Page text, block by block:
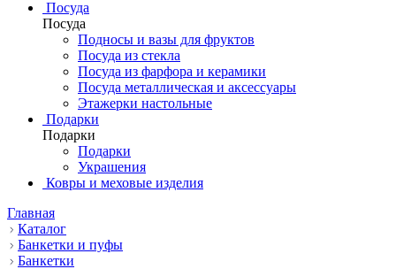
Посуда
Посуда
Подносы и вазы для фруктов
Посуда из стекла
Посуда из фарфора и керамики
Посуда металлическая и аксессуары
Этажерки настольные
Подарки
Подарки
Подарки
Украшения
Ковры и меховые изделия
Главная
Каталог
Банкетки и пуфы
Банкетки